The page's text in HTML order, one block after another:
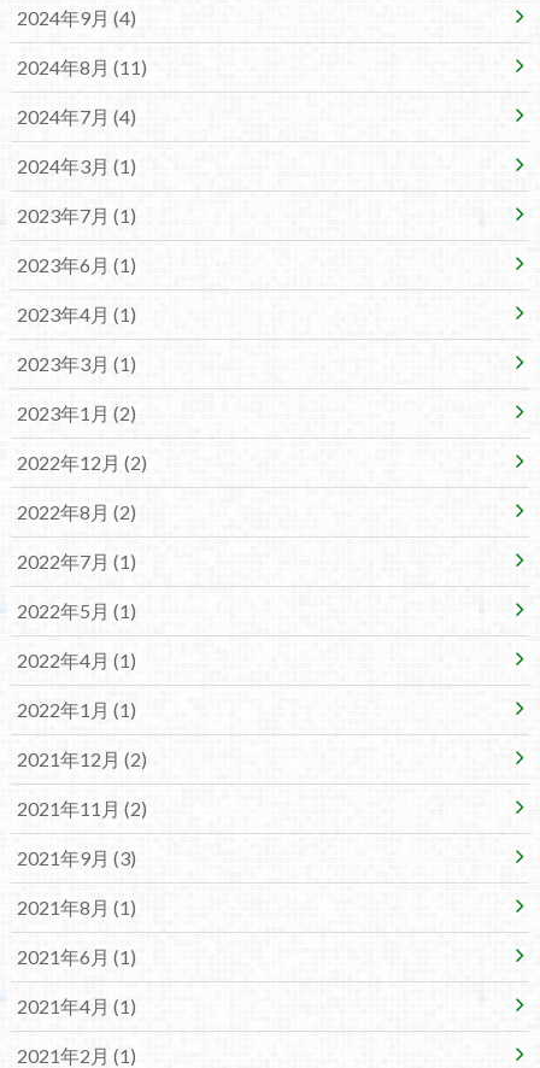
2024年9月 (4)
2024年8月 (11)
2024年7月 (4)
2024年3月 (1)
2023年7月 (1)
2023年6月 (1)
2023年4月 (1)
2023年3月 (1)
2023年1月 (2)
2022年12月 (2)
2022年8月 (2)
2022年7月 (1)
2022年5月 (1)
2022年4月 (1)
2022年1月 (1)
2021年12月 (2)
2021年11月 (2)
2021年9月 (3)
2021年8月 (1)
2021年6月 (1)
2021年4月 (1)
2021年2月 (1)